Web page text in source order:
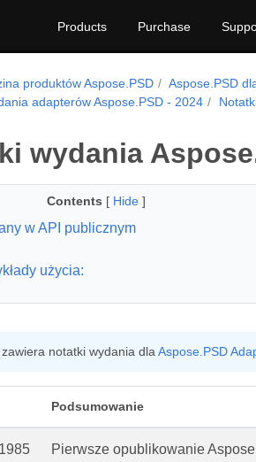
Products Purchase
produktów Aspose.PSD Aspose.PSD
adapterów Aspose.PSD - 2024
wydania
Contents [ Hide ]
w API publicznym
użycia:
notatki wydania dla Aspose.PSD
Podsumowanie
Pierwsze opublikowanie